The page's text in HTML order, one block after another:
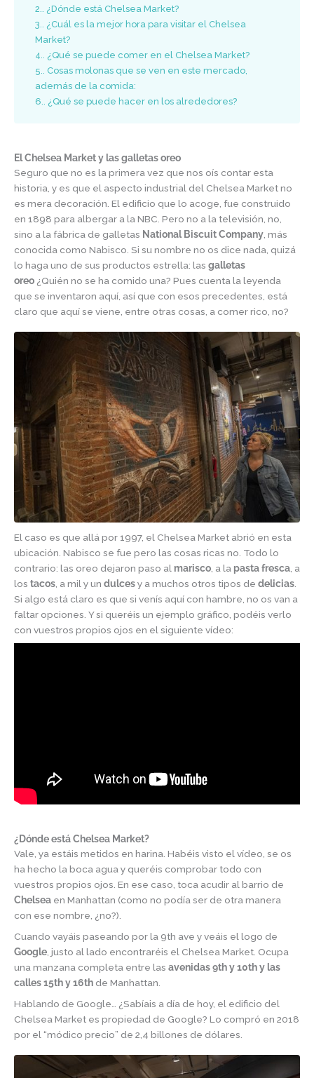
2. ¿Dónde está Chelsea Market?
3. ¿Cuál es la mejor hora para visitar el Chelsea
Market?
4. ¿Qué se puede comer en el Chelsea Market?
5. Cosas molonas que se ven en este mercado,
además de la comida:
6. ¿Qué se puede hacer en los alrededores?
El Chelsea Market y las galletas oreo
Seguro que no es la primera vez que nos oís contar esta
historia, y es que el aspecto industrial del Chelsea Market no
es mera decoración. El edificio que lo acoge, fue construido
en 1898 para albergar a la NBC. Pero no a la televisión, no,
sino a la fábrica de galletas National Biscuit Company, más
conocida como Nabisco. Si su nombre no os dice nada, quizá
lo haga uno de sus productos estrella: las galletas
oreo ¿Quién no se ha comido una? Pues cuenta la leyenda
que se inventaron aquí, así que con esos precedentes, está
claro que aquí se viene, entre otras cosas, a comer rico, no?
El caso es que allá por 1997, el Chelsea Market abrió en esta
ubicación. Nabisco se fue pero las cosas ricas no. Todo lo
contrario: las oreo dejaron paso al marisco , a la pasta fresca , a
los tacos , a mil y un dulcesy a muchos otros tipos de delicias
Si algo está claro es que si venís aquí con hambre, no os van a
faltar opciones. Y si queréis un ejemplo gráfico, podéis verlo
con vuestros propios ojos en el siguiente vídeo:
¿Dónde está Chelsea Market?
Vale, ya estáis metidos en harina. Habéis visto el vídeo, se os
ha hecho la boca agua y queréis comprobar todo con
vuestros propios ojos. En ese caso, toca acudir al barrio de
Chelsea en Manhattan (como no podía ser de otra manera
con ese nombre, ¿no?).
Cuando vayáis paseando por la 9th ave y veáis el logo de
Google , justo al lado encontraréis el Chelsea Market. Ocupa
una manzana completa entre las avenidas 9th y 10th y las
calles 15th y 16th de Manhattan.
Hablando de Google… ¿Sabíais a día de hoy, el edificio del
Chelsea Market es propiedad de Google? Lo compró en 2018
por el “módico precio” de 2,4 billones de dólares.